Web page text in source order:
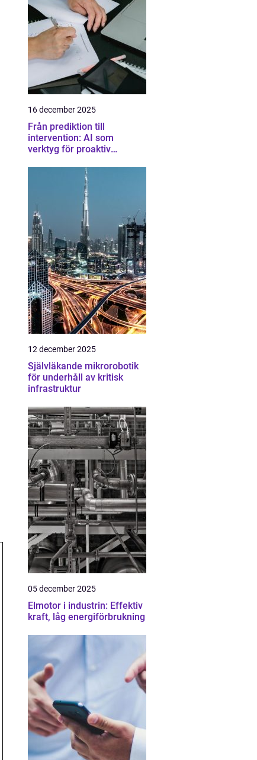
16 december 2025
Från prediktion till
intervention: AI som
verktyg för proaktiv
12 december 2025
Självläkande mikrorobotik
för underhåll av kritisk
infrastruktur
05 december 2025
Elmotor i industrin: Effektiv
kraft, låg energiförbrukning